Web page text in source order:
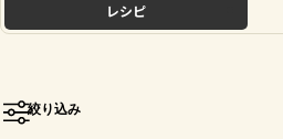
ホーム
きゅうり なす トマト
レシピ
絞り込み